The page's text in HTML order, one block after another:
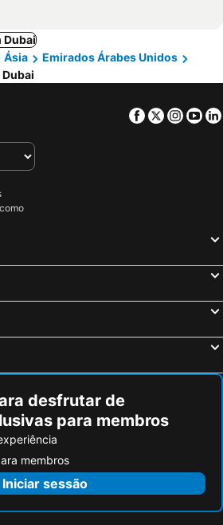
Dubai
Ásia
Emirados Árabes Unidos
Facebook
Twitter
desfrutar de
para membros
membros
Iniciar sessão